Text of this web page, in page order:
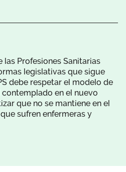
las Profesiones Sanitarias
legislativas que sigue
debe respetar el modelo de
en el nuevo
que no se mantiene en el
sufren enfermeras y